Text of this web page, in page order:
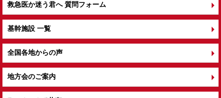
救急医か迷う君へ 質問フォーム
基幹施設 一覧
全国各地からの声
地方会のご案内